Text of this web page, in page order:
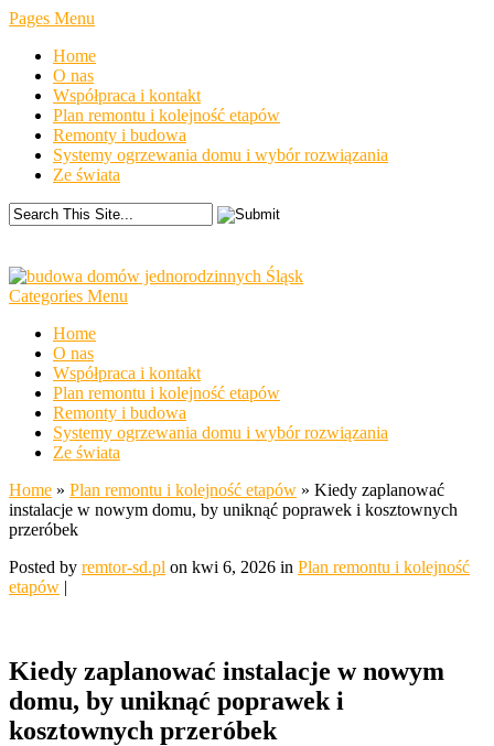
Pages Menu
Home
O nas
Współpraca i kontakt
Plan remontu i kolejność etapów
Remonty i budowa
Systemy ogrzewania domu i wybór rozwiązania
Ze świata
Categories Menu
Home
O nas
Współpraca i kontakt
Plan remontu i kolejność etapów
Remonty i budowa
Systemy ogrzewania domu i wybór rozwiązania
Ze świata
Home » Plan remontu i kolejność etapów » Kiedy zaplanować
instalacje w nowym domu, by uniknąć poprawek i kosztownych
przeróbek
Posted by remtor-sd.pl on kwi 6, 2026 in Plan remontu i kolejność
etapów |
Kiedy zaplanować instalacje w nowym
domu, by uniknąć poprawek i
kosztownych przeróbek